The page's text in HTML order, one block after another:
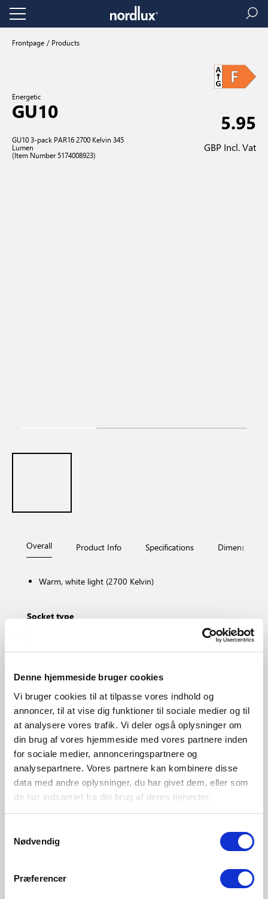
Denne hjemmeside bruger cookies
Vi bruger cookies til at tilpasse vores indhold og
annoncer, til at vise dig funktioner til sociale medier og til
at analysere vores trafik. Vi deler også oplysninger om
din brug af vores hjemmeside med vores partnere inden
for sociale medier, annonceringspartnere og
analysepartnere. Vores partnere kan kombinere disse
data med andre oplysninger, du har givet dem, eller som
de har indsamlet fra din brug af deres tjenester.
Nødvendig
Præferencer
Frontpage Products
Energetic
GU10
GU10 3-pack PAR16 2700 Kelvin 345
Lumen
(Item Number 5174008923)
5.95
GBP Incl. Vat
Overall Product Info Specifications Dimensions
Warm, white light (2700 Kelvin)
Socket type
Colour temperature (Kelvin)
Brightness of light (Lumen)
345.0
Area
Various (depends on placement)
Primary material
Plastic
5174008923